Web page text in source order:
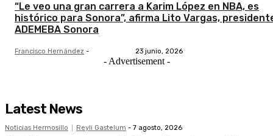
“Le veo una gran carrera a Karim López en NBA, es
histórico para Sonora”, afirma Lito Vargas,
ADEMEBA Sonora
Francisco Hernández - 23 junio, 2026
- Advertisement -
Latest News
Noticias Hermosillo Reyli Gastelum - 7 agosto, 2026